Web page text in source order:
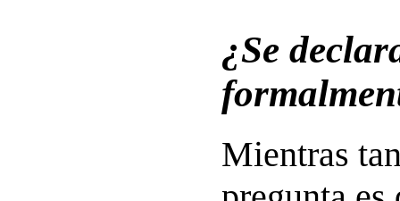
¿Se
Mientras